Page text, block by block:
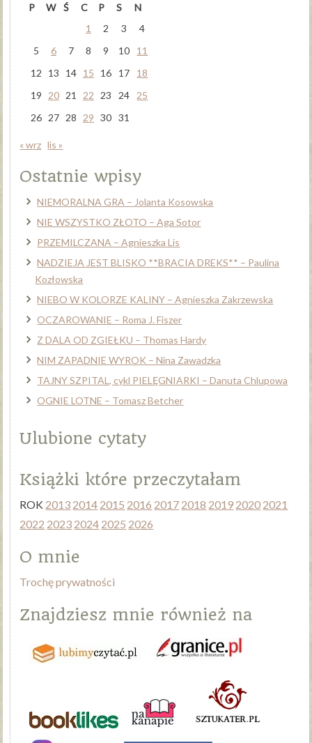
P
W Ś C P S
N
1
2 3
4
5
6 7 8 9 10
11
12
13 14 15 16 17
18
19
20 21 22 23 24
25
26 27 28 29 30 31
« wrz lis »
Ostatnie wpisy
NIEMORALNA GRA – Jolanta Kosowska
NIE WSZYSTKO ZŁOTO – Aga Sotor
PRZEMILCZANA – Agnieszka Lis
NADZIEJA JEST BLISKO **BRACIA DREKS** – Paulina
Kozłowska
NIEBO W KOLORZE KALINY – Agnieszka Zakrzewska
OCZAROWANIE – Roma J. Fiszer
Z DALA OD ZGIEŁKU – Thomas Hardy
NIM ZAPADNIE WYROK – Nina Zawadzka
TAJNY SZPITAL, cykl PIELĘGNIARKI – Danuta Chlupowa
OGNIE LOTNE – Tomasz Betcher
Ulubione cytaty
Książki które przeczytałam
ROK 2013 2014 2015 2016 2017 2018 2019 2020 2021
2022 2023 2024 2025 2026
O mnie
Trochę prywatności
Znajdziesz mnie również na